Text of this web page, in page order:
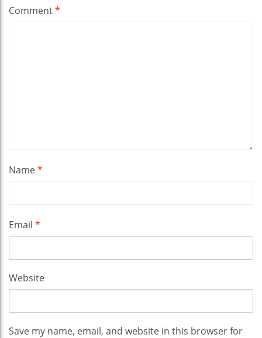
Comment*
Name*
Email *
Website
Save my name, email, and website in this browser for